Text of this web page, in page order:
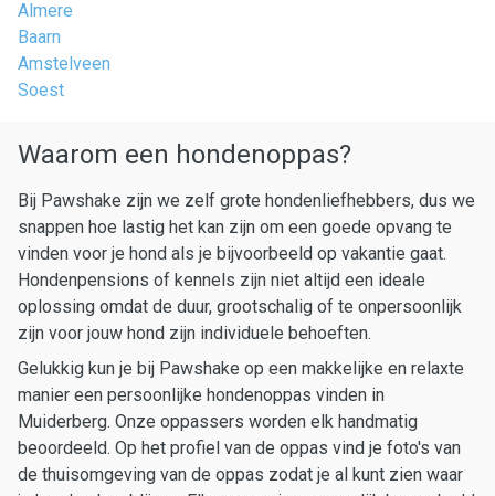
Almere
Baarn
Amstelveen
Soest
Waarom een hondenoppas?
Bij Pawshake zijn we zelf grote hondenliefhebbers, dus we
snappen hoe lastig het kan zijn om een goede opvang te
vinden voor je hond als je bijvoorbeeld op vakantie gaat.
Hondenpensions of kennels zijn niet altijd een ideale
oplossing omdat de duur, grootschalig of te onpersoonlijk
zijn voor jouw hond zijn individuele behoeften.
Gelukkig kun je bij Pawshake op een makkelijke en relaxte
manier een persoonlijke hondenoppas vinden in
Muiderberg. Onze oppassers worden elk handmatig
beoordeeld. Op het profiel van de oppas vind je foto's van
de thuisomgeving van de oppas zodat je al kunt zien waar